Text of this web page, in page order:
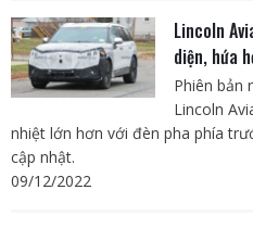
Lincoln
diện, hứa
Phiên bản
Lincoln
nhiệt lớn hơn với đèn pha phía
cập nhật.
09/12/2022